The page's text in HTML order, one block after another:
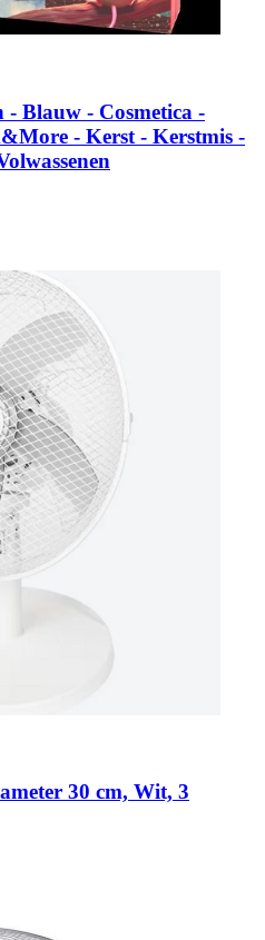
- Blauw - Cosmetica -
- Kerst - Kerstmis -
30 cm, Wit, 3